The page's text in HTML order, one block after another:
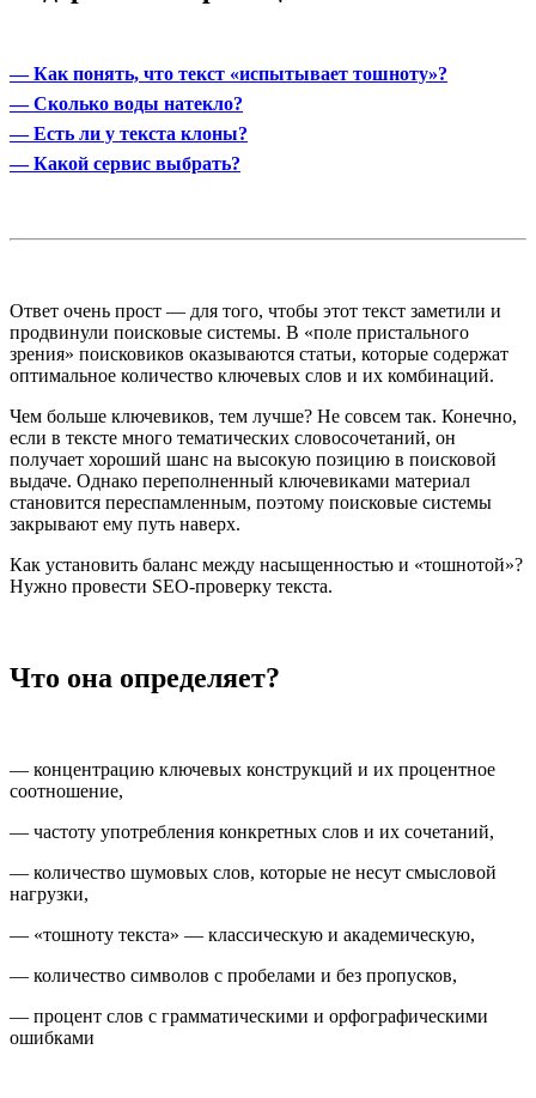
— Как понять, что текст «испытывает тошноту»?
— Сколько воды натекло?
— Есть ли у текста клоны?
— Какой сервис выбрать?
Ответ очень прост — для того, чтобы этот текст заметили и
продвинули поисковые системы. В «поле пристального
зрения» поисковиков оказываются статьи, которые содержат
оптимальное количество ключевых слов и их комбинаций.
Чем больше ключевиков, тем лучше? Не совсем так. Конечно,
если в тексте много тематических словосочетаний, он
получает хороший шанс на высокую позицию в поисковой
выдаче. Однако переполненный ключевиками материал
становится переспамленным, поэтому поисковые системы
закрывают ему путь наверх.
Как установить баланс между насыщенностью и «тошнотой»?
Нужно провести SEO-проверку текста.
Что она определяет?
— концентрацию ключевых конструкций и их процентное
соотношение,
— частоту употребления конкретных слов и их сочетаний,
— количество шумовых слов, которые не несут смысловой
нагрузки,
— «тошноту текста» — классическую и академическую,
— количество символов с пробелами и без пропусков,
— процент слов с грамматическими и орфографическими
ошибками